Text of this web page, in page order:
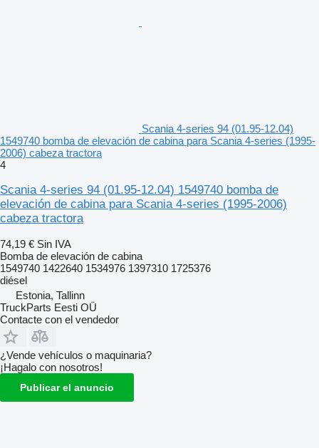
Scania 4-series 94 (01.95-12.04)
1549740 bomba de elevación de cabina para Scania 4-series (1995-
2006) cabeza tractora
4
Scania 4-series 94 (01.95-12.04) 1549740 bomba de
elevación de cabina para Scania 4-series (1995-2006)
cabeza tractora
74,19 € Sin IVA
Bomba de elevación de cabina
1549740 1422640 1534976 1397310 1725376
diésel
Estonia, Tallinn
TruckParts Eesti OÜ
Contacte con el vendedor
¿Vende vehículos o maquinaria?
¡Hagalo con nosotros!
Publicar el anuncio